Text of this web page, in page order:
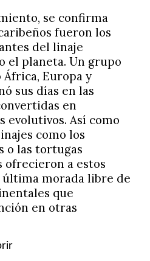
se confirma
fueron los
del linaje
el planeta. Un grupo
África, Europa y
sus días en las
en
evolutivos. Así como
como los
o las tortugas
ofrecieron a estos
morada libre de
que
en otras